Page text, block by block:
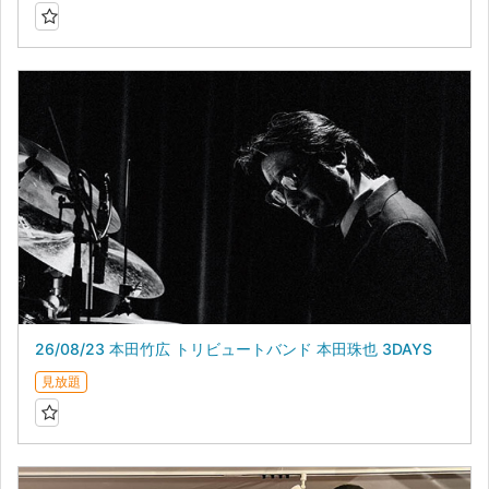
26/08/23 本田竹広 トリビュートバンド 本田珠也 3DAYS
見放題